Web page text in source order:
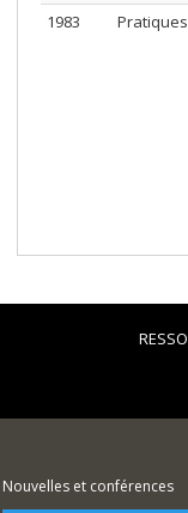
1983
Nouvelles et conférences